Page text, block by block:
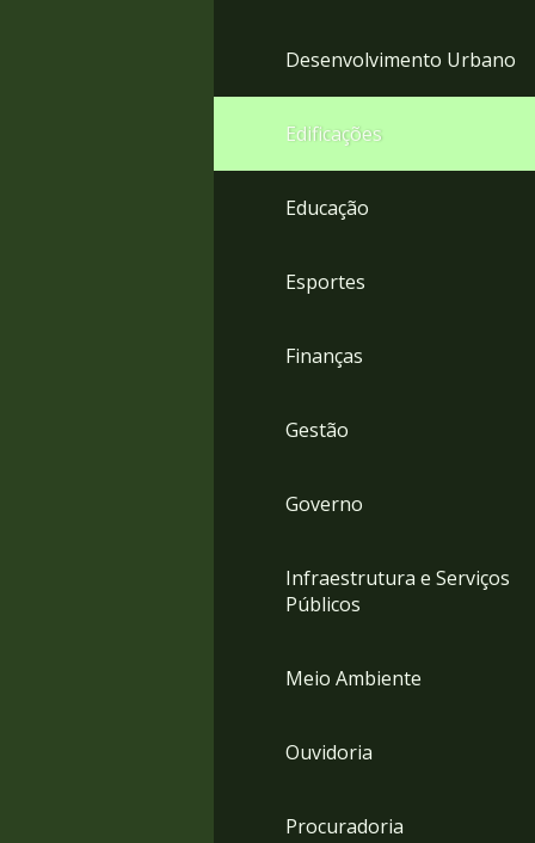
Desenvolvimento Urbano
Edificações
Educação
Esportes
Finanças
Gestão
Governo
Infraestrutura e Serviços
Públicos
Meio Ambiente
Ouvidoria
Procuradoria